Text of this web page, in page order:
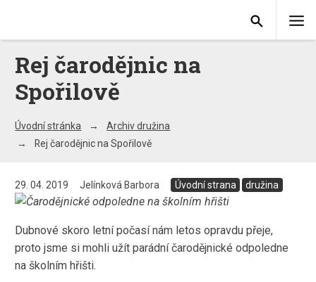
Rej čarodějnic na
Spořilově
Úvodní stránka
Archiv družina
Rej čarodějnic na Spořilově
29. 04. 2019 Jelínková Barbora Úvodní strana družina
Dubnové skoro letní počasí nám letos opravdu přeje,
proto jsme si mohli užít parádní čarodějnické odpoledne
na školním hřišti.